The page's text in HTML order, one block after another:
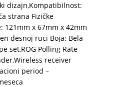
dizajn,Kompatibilnost:
strana Fizičke
121mm x 67mm x 42mm
desnoj ruci Boja: Bela
set,ROG Polling Rate
receiver
period –